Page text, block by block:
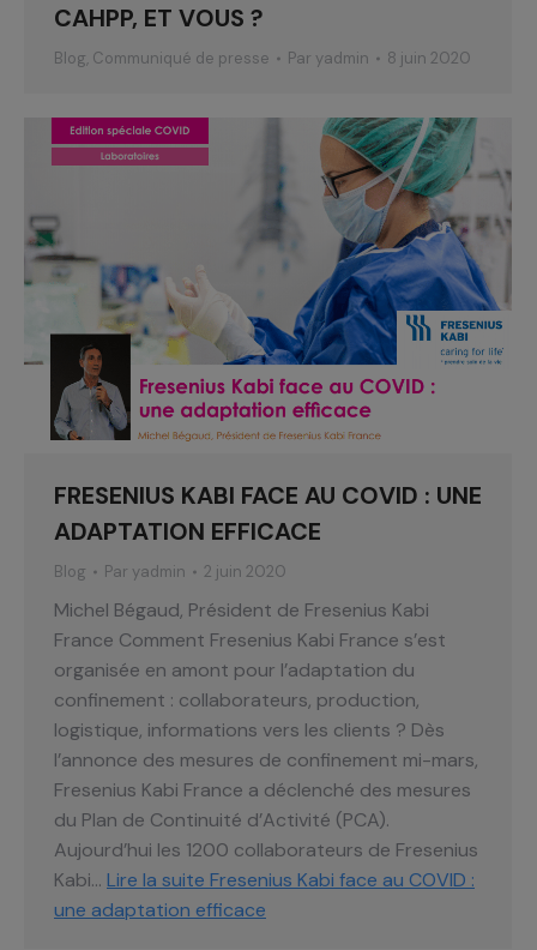
CAHPP, ET VOUS ?
Blog, Communiqué de presse Par yadmin 8 juin 2020
FRESENIUS KABI FACE AU COVID : UNE
ADAPTATION EFFICACE
Blog Par yadmin 2 juin 2020
Michel Bégaud, Président de Fresenius Kabi
France Comment Fresenius Kabi France s’est
organisée en amont pour l’adaptation du
confinement : collaborateurs, production,
logistique, informations vers les clients ? Dès
l’annonce des mesures de confinement mi-mars,
Fresenius Kabi France a déclenché des mesures
du Plan de Continuité d’Activité (PCA).
Aujourd’hui les 1200 collaborateurs de Fresenius
Kabi… Lire la suite Fresenius Kabi face au COVID :
une adaptation efficace